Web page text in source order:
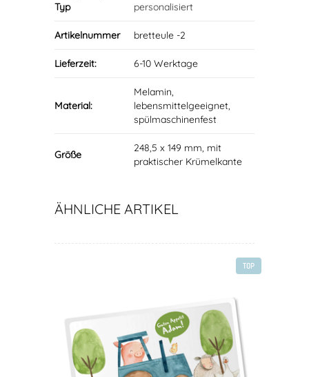
Typ
personalisiert
Artikelnummer bretteule -2
Lieferzeit: 6-10 Werktage
Material:
Melamin,
lebensmittelgeeignet,
spülmaschinenfest
Größe
248,5 x 149 mm, mit
praktischer Krümelkante
ÄHNLICHE ARTIKEL
TOP